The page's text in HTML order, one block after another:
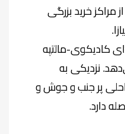
مراکز خرید بزرگی
کادیکوی-مالتپه
نزدیکی به
خط ساحلی پر جنب و جوش و
دارد.